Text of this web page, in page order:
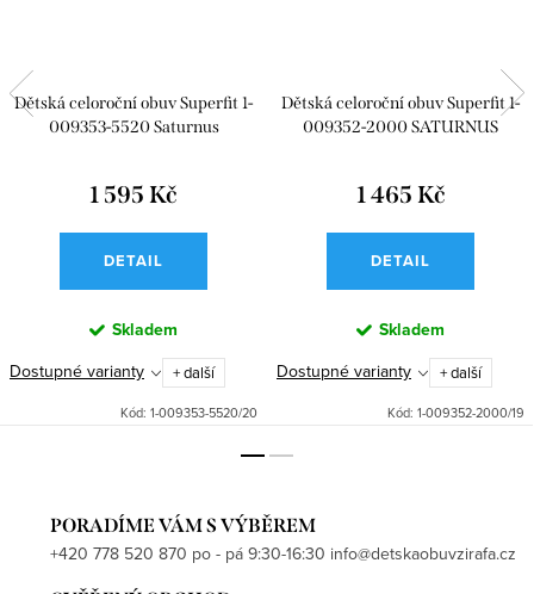
Dětská celoroční obuv Superfit 1-
009353-5520 Saturnus
1 595 Kč
DETAIL
Skladem
Dostupné varianty + další
Kód: 1-009353-5520/20
Dětská celoroční obuv Superfit 1-
009352-2000 SATURNUS
1 465 Kč
DETAIL
Skladem
Dostupné varianty + další
Kód: 1-009352-2000/19
PORADÍME VÁM S VÝBĚREM
+420 778 520 870 po - pá 9:30-16:30 info@detskaobuvzirafa.cz